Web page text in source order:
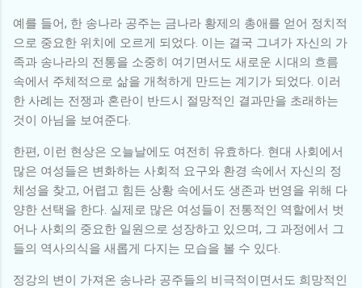
예를 들어, 한 송나라 공주는 금나라 황제의 총애를 얻어 정치적
으로 중요한 위치에 오르게 되었다. 이는 결국 그녀가 자신의 가
족과 송나라의 전통을 소중히 여기면서도 새로운 시대의 흐름
속에서 주체적으로 삶을 개척하게 만드는 계기가 되었다. 이러
한 사례는 전쟁과 혼란이 반드시 절망적인 결과만을 초래하는
것이 아님을 보여준다.
한편, 이런 현상은 오늘날에도 여전히 유효하다. 현대 사회에서
많은 여성들은 변화하는 사회적 요구와 환경 속에서 자신의 정
체성을 찾고, 어렵고 힘든 상황 속에서도 생존과 번영을 위해 다
양한 선택을 한다. 실제로 많은 여성들이 전통적인 역할에서 벗
어나 사회의 중요한 일원으로 성장하고 있으며, 그 과정에서 그
들의 역사의식을 새롭게 다지는 모습을 볼 수 있다.
정강의 변이 가져온 송나라 공주들의 비극적이면서도 희망적인